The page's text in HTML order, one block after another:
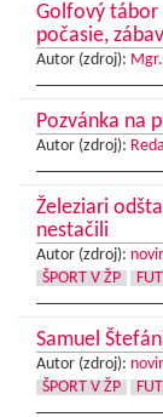
Golfový tábor
počasie,
Autor (zdroj):
Pozvánka na
Autor (zdroj):
Železiari
nestačili
Autor (zdroj):
ŠPORT V ŽP
Samuel
Autor (zdroj):
ŠPORT V ŽP